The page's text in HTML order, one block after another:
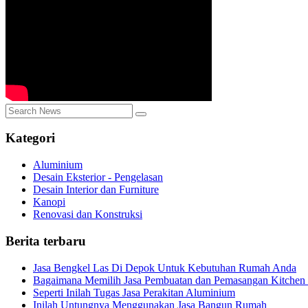
Kategori
Aluminium
Desain Eksterior - Pengelasan
Desain Interior dan Furniture
Kanopi
Renovasi dan Konstruksi
Berita terbaru
Jasa Bengkel Las Di Depok Untuk Kebutuhan Rumah Anda
Bagaimana Memilih Jasa Pembuatan dan Pemasangan Kitchen
Seperti Inilah Tugas Jasa Perakitan Aluminium
Inilah Untungnya Menggunakan Jasa Bangun Rumah